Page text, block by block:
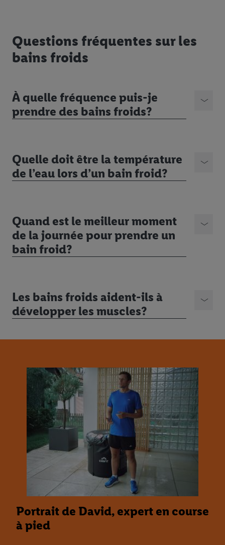
Questions fréquentes sur les
bains froids
À quelle fréquence puis-je
prendre des bains froids?
Quelle doit être la température
de l’eau lors d’un bain froid?
Quand est le meilleur moment
de la journée pour prendre un
bain froid?
Les bains froids aident-ils à
développer les muscles?
Portrait de David, expert en course
à pied